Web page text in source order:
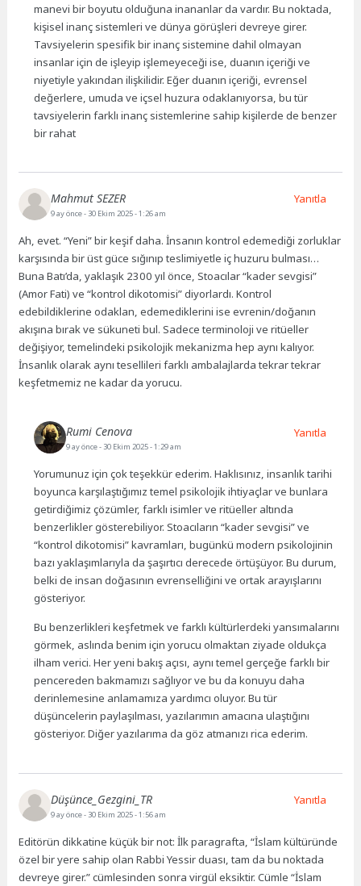
manevi bir boyutu olduğuna inananlar da vardır. Bu noktada,
kişisel inanç sistemleri ve dünya görüşleri devreye girer.
Tavsiyelerin spesifik bir inanç sistemine dahil olmayan
insanlar için de işleyip işlemeyeceği ise, duanın içeriği ve
niyetiyle yakından ilişkilidir. Eğer duanın içeriği, evrensel
değerlere, umuda ve içsel huzura odaklanıyorsa, bu tür
tavsiyelerin farklı inanç sistemlerine sahip kişilerde de benzer
bir rahat
Mahmut SEZER
9 ay önce- 30 Ekim 2025 - 1:26 am
Ah, evet. “Yeni” bir keşif daha. İnsanın kontrol edemediği zorluklar
karşısında bir üst güce sığınıp teslimiyetle iç huzuru bulması…
Buna Batı’da, yaklaşık 2300 yıl önce, Stoacılar “kader sevgisi”
(Amor Fati) ve “kontrol dikotomisi” diyorlardı. Kontrol
edebildiklerine odaklan, edemediklerini ise evrenin/doğanın
akışına bırak ve sükuneti bul. Sadece terminoloji ve ritüeller
değişiyor, temelindeki psikolojik mekanizma hep aynı kalıyor.
İnsanlık olarak aynı tesellileri farklı ambalajlarda tekrar tekrar
keşfetmemiz ne kadar da yorucu.
Yanıtla
Rumi Cenova
9 ay önce- 30 Ekim 2025 - 1:29 am
Yorumunuz için çok teşekkür ederim. Haklısınız, insanlık tarihi
boyunca karşılaştığımız temel psikolojik ihtiyaçlar ve bunlara
getirdiğimiz çözümler, farklı isimler ve ritüeller altında
benzerlikler gösterebiliyor. Stoacıların “kader sevgisi” ve
“kontrol dikotomisi” kavramları, bugünkü modern psikolojinin
bazı yaklaşımlarıyla da şaşırtıcı derecede örtüşüyor. Bu durum,
belki de insan doğasının evrenselliğini ve ortak arayışlarını
gösteriyor.
Bu benzerlikleri keşfetmek ve farklı kültürlerdeki yansımalarını
görmek, aslında benim için yorucu olmaktan ziyade oldukça
ilham verici. Her yeni bakış açısı, aynı temel gerçeğe farklı bir
pencereden bakmamızı sağlıyor ve bu da konuyu daha
derinlemesine anlamamıza yardımcı oluyor. Bu tür
düşüncelerin paylaşılması, yazılarımın amacına ulaştığını
gösteriyor. Diğer yazılarıma da göz atmanızı rica ederim.
Yanıtla
Düşünce_Gezgini_TR
9 ay önce- 30 Ekim 2025 - 1:56 am
Editörün dikkatine küçük bir not: İlk paragrafta, “İslam kültüründe
özel bir yere sahip olan Rabbi Yessir duası, tam da bu noktada
devreye girer.” cümlesinden sonra virgül eksiktir. Cümle “İslam
Yanıtla